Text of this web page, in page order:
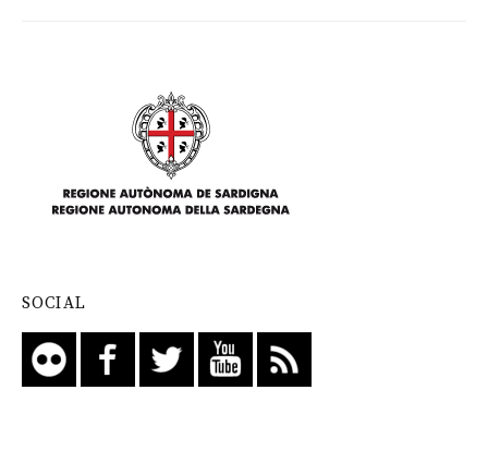
SOCIAL